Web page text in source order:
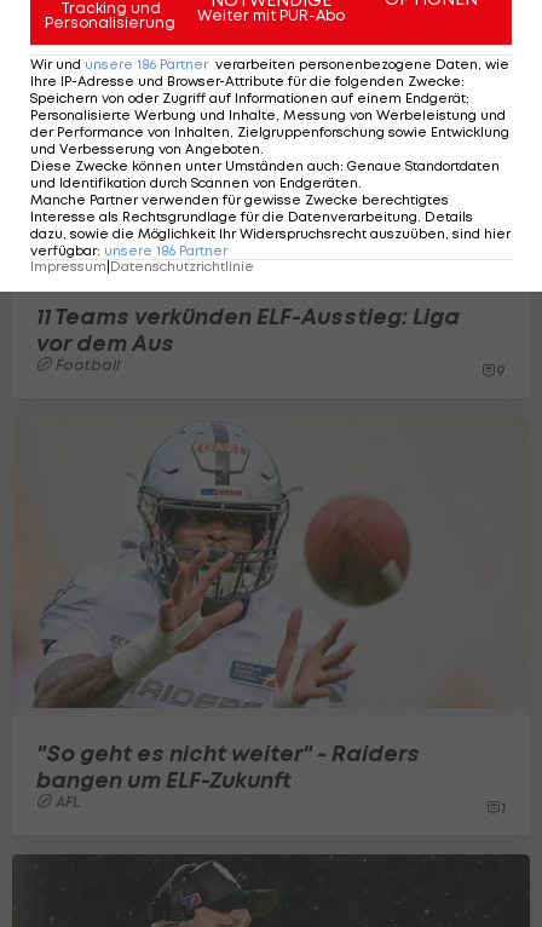
11 Teams verkünden ELF-Ausstieg: Liga
vor dem Aus
Football 9
"So geht es nicht weiter" - Raiders
bangen um ELF-Zukunft
AFL 1
Tracking und
Personalisierung
Weiter mit PUR-Abo
Wir und unsere 186 Partner verarbeiten personenbezogene Daten, wie
Ihre IP-Adresse und Browser-Attribute für die folgenden Zwecke:
Speichern von oder Zugriff auf Informationen auf einem Endgerät;
Personalisierte Werbung und Inhalte, Messung von Werbeleistung und
der Performance von Inhalten, Zielgruppenforschung sowie Entwicklung
und Verbesserung von Angeboten.
Diese Zwecke können unter Umständen auch: Genaue Standortdaten
und Identifikation durch Scannen von Endgeräten.
Manche Partner verwenden für gewisse Zwecke berechtigtes
Interesse als Rechtsgrundlage für die Datenverarbeitung. Details
dazu, sowie die Möglichkeit Ihr Widerspruchsrecht auszuüben, sind hier
verfügbar: unsere 186 Partner
Impressum Datenschutzrichtlinie